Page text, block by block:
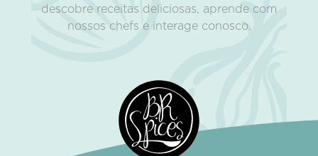
descobre receitas deliciosas, aprende com
nossos chefs e interage conosco.